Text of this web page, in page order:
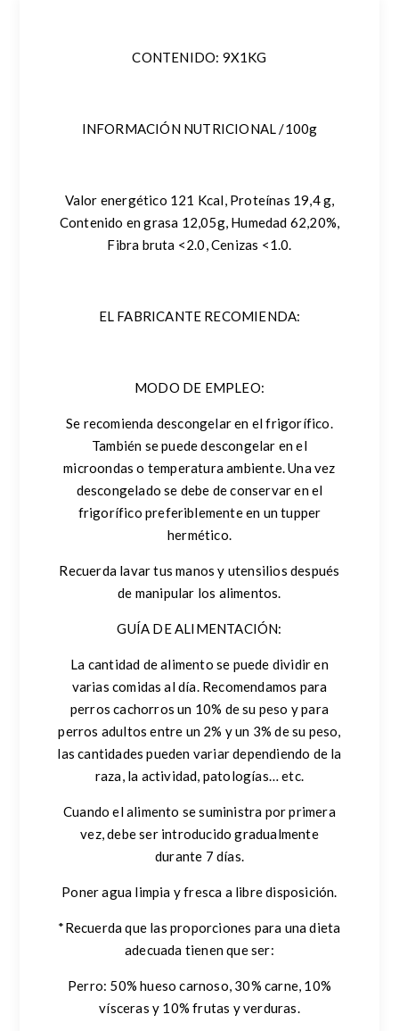
CONTENIDO: 9X1KG
INFORMACIÓN NUTRICIONAL /100g
Valor energético 121 Kcal, Proteínas 19,4 g,
Contenido en grasa 12,05g, Humedad 62,20%,
Fibra bruta <2.0, Cenizas <1.0.
EL FABRICANTE RECOMIENDA:
MODO DE EMPLEO:
Se recomienda descongelar en el frigorífico.
También se puede descongelar en el
microondas o temperatura ambiente. Una vez
descongelado se debe de conservar en el
frigorífico preferiblemente en un tupper
hermético.
Recuerda lavar tus manos y utensilios después
de manipular los alimentos.
GUÍA DE ALIMENTACIÓN:
La cantidad de alimento se puede dividir en
varias comidas al día. Recomendamos para
perros cachorros un 10% de su peso y para
perros adultos entre un 2% y un 3% de su peso,
las cantidades pueden variar dependiendo de la
raza, la actividad, patologías… etc.
Cuando el alimento se suministra por primera
vez, debe ser introducido gradualmente
durante 7 días.
Poner agua limpia y fresca a libre disposición.
*Recuerda que las proporciones para una dieta
adecuada tienen que ser:
Perro: 50% hueso carnoso, 30% carne, 10%
vísceras y 10% frutas y verduras.